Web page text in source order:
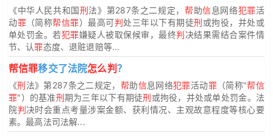
《中华人民共和国刑法》第287条之二规定， 帮助信息网络犯罪活
动罪 （简称帮信罪）最高可判处三年以下有期徒刑或拘役，并处或
单处罚金。若犯罪嫌疑人被取保候审，最终判决结果需结合案件情
节、认罪态度、退赃退赔等...
帮信罪移交了法院怎么判 ？
《刑法》第287条之二规定， 帮助信息网络犯罪活动罪 （简称"帮信
罪"）的基准刑期为三年以下有期徒刑或拘役，并处或单处罚金。法
院判决时会重点考量涉案金额、获利情况、主观故意程度等核心要
素。最高法司法解...